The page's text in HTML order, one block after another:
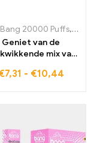
,Wegwerp e-
Bang 20000 Puffs,
Geniet van de
mix van
menthol met de
7,31 - €10,44